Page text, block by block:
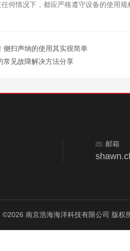
情况下，都应严格遵守设备的使用规
侧扫声纳的使用其实很简单
常见故障解决方法分享
邮箱
©2026 南京浩海海洋科技有限公司 版权